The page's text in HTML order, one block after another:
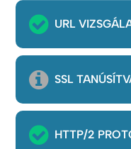
URL
SSL
HTTP/2